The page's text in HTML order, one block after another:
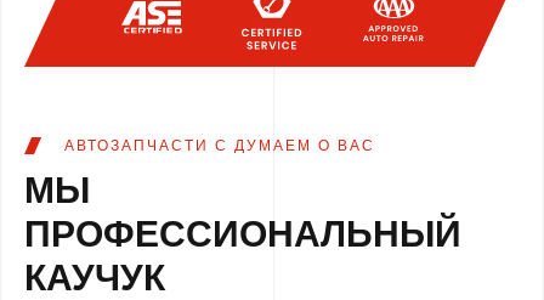
АВТОЗАПЧАСТИ С ДУМАЕМ О ВАС
МЫ
ПРОФЕССИОНАЛЬНЫЙ
КАУЧУК